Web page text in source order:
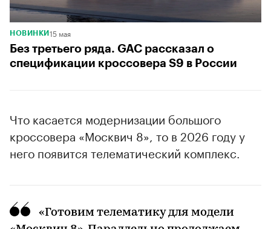
НОВИНКИ 15 мая
Без третьего ряда. GAC рассказал о
спецификации кроссовера S9 в России
Что касается модернизации большого
кроссовера «Москвич 8», то в 2026 году у
него появится телематический комплекс.
«Готовим телематику для модели